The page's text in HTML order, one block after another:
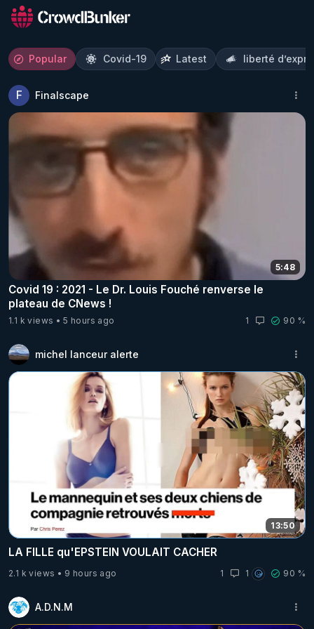
Popular Covid-19 Latest liberté
F Finalscape
5:48
Covid 19 : 2021 - Le Dr. Louis Fouché renverse le
plateau de CNews !
1.1 k views 5 hours ago 1 90 %
michel lanceur alerte
13:50
LA FILLE qu'EPSTEIN VOULAIT CACHER
2.1 k views 9 hours ago 1 1 90 %
A.D.N.M